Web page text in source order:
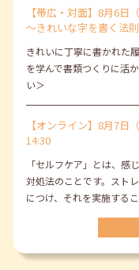
【帯広・対面】8月6日
～きれいな字を書く法
きれいに丁寧に書かれた
を学んで書類つくりに活
い＞
【オンライン】8月7日
14:30
「セルフケア」とは、感
対処法のことです。スト
につけ、それを実施する